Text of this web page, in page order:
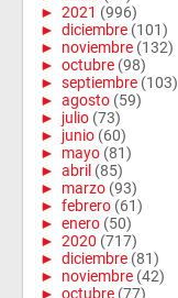
► 2021 (996)
► diciembre (101)
► noviembre (132)
► octubre (98)
► septiembre (103)
► agosto (59)
► julio (73)
► junio (60)
► mayo (81)
► abril (85)
► marzo (93)
► febrero (61)
► enero (50)
► 2020 (717)
► diciembre (81)
► noviembre (42)
► octubre (77)